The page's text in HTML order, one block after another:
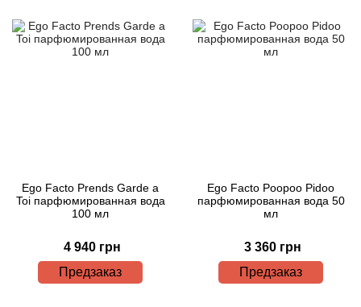
Ego Facto Prends Garde a
Toi парфюмированная вода
100 мл
4 940 грн
Предзаказ
Ego Facto Poopoo Pidoo
парфюмированная вода 50
мл
3 360 грн
Предзаказ